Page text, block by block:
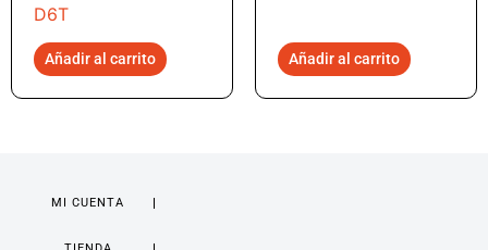
D6T
Añadir al carrito Añadir al carrito
MI CUENTA